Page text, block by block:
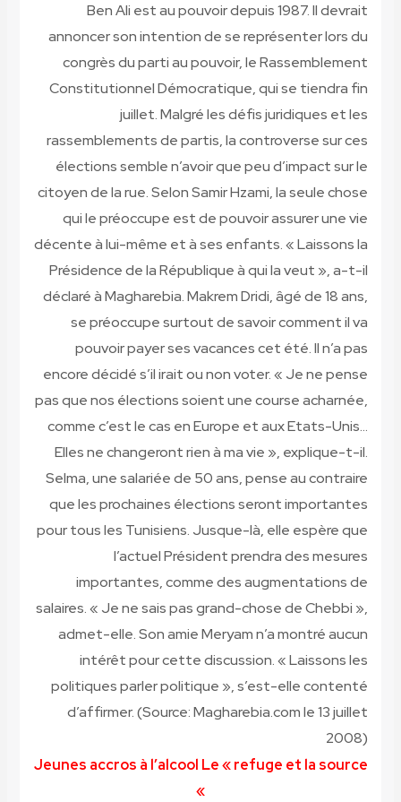
Ben Ali est au pouvoir depuis 1987. Il devrait
annoncer son intention de se représenter lors du
congrès du parti au pouvoir, le Rassemblement
Constitutionnel Démocratique, qui se tiendra fin
juillet. Malgré les défis juridiques et les
rassemblements de partis, la controverse sur ces
élections semble n’avoir que peu d’impact sur le
citoyen de la rue. Selon Samir Hzami, la seule chose
qui le préoccupe est de pouvoir assurer une vie
décente à lui-même et à ses enfants. « Laissons la
Présidence de la République à qui la veut », a-t-il
déclaré à Magharebia. Makrem Dridi, âgé de 18 ans,
se préoccupe surtout de savoir comment il va
pouvoir payer ses vacances cet été. Il n’a pas
encore décidé s’il irait ou non voter. « Je ne pense
pas que nos élections soient une course acharnée,
comme c’est le cas en Europe et aux Etats-Unis…
Elles ne changeront rien à ma vie », explique-t-il.
Selma, une salariée de 50 ans, pense au contraire
que les prochaines élections seront importantes
pour tous les Tunisiens. Jusque-là, elle espère que
l’actuel Président prendra des mesures
importantes, comme des augmentations de
salaires. « Je ne sais pas grand-chose de Chebbi »,
admet-elle. Son amie Meryam n’a montré aucun
intérêt pour cette discussion. « Laissons les
politiques parler politique », s’est-elle contenté
d’affirmer.(Source: Magharebia.com le 13 juillet
2008)
Jeunes accros à l’alcool Le « refuge et la source
»